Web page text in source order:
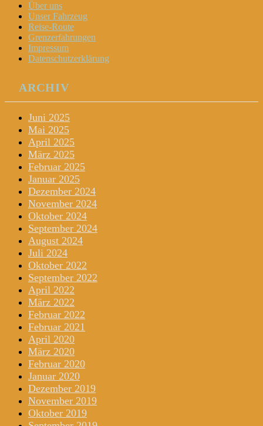
Über uns
Unser Fahrzeug
Reise-Route
Grenzerfahrungen
Impressum
Datenschutzerklärung
ARCHIV
Juni 2025
Mai 2025
April 2025
März 2025
Februar 2025
Januar 2025
Dezember 2024
November 2024
Oktober 2024
September 2024
August 2024
Juli 2024
Oktober 2022
September 2022
April 2022
März 2022
Februar 2022
Februar 2021
April 2020
März 2020
Februar 2020
Januar 2020
Dezember 2019
November 2019
Oktober 2019